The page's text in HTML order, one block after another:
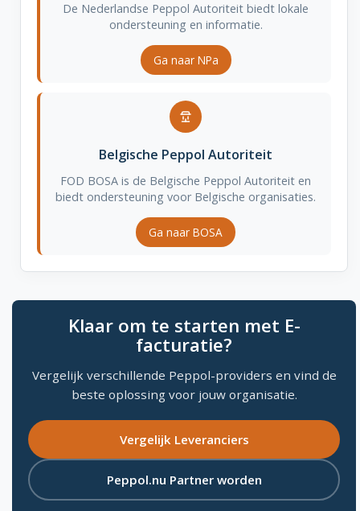
De Nederlandse Peppol Autoriteit biedt lokale
ondersteuning en informatie.
Ga naar NPa
Belgische Peppol Autoriteit
FOD BOSA is de Belgische Peppol Autoriteit en
biedt ondersteuning voor Belgische organisaties.
Ga naar BOSA
Klaar om te starten met E-
facturatie?
Vergelijk verschillende Peppol-providers en vind de
beste oplossing voor jouw organisatie.
Vergelijk Leveranciers
Peppol.nu Partner worden